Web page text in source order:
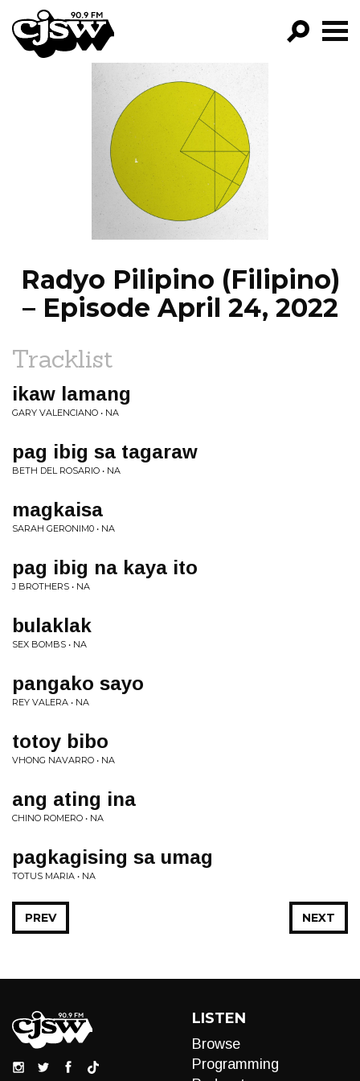
CJSW
FILTER BY:
PROGRAMS
EPISODES
NEWS
Radyo Pilipino (Filipino)
– Episode April 24, 2022
Tracklist
ikaw lamang
GARY VALENCIANO • NA
pag ibig sa tagaraw
BETH DEL ROSARIO • NA
magkaisa
SARAH GERONIM0 • NA
pag ibig na kaya ito
J BROTHERS • NA
bulaklak
SEX BOMBS • NA
pangako sayo
REY VALERA • NA
totoy bibo
VHONG NAVARRO • NA
ang ating ina
CHINO ROMERO • NA
pagkagising sa umag
TOTUS MARIA • NA
NEXT
PREV
LISTEN
Browse
Programming